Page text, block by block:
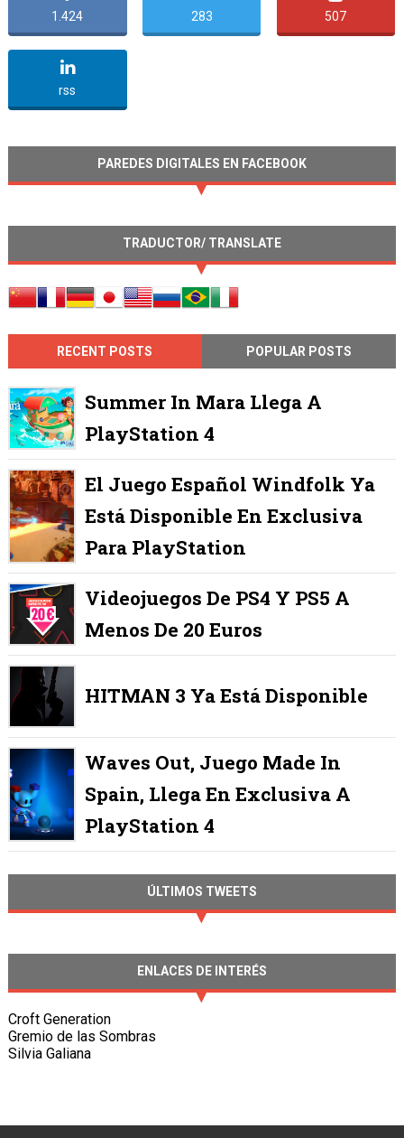
1.424 283 507
rss
PAREDES DIGITALES EN FACEBOOK
TRADUCTOR/ TRANSLATE
RECENT POSTS POPULAR POSTS
Summer In Mara Llega A
PlayStation 4
El Juego Español Windfolk Ya
Está Disponible En Exclusiva
Para PlayStation
Videojuegos De PS4 Y PS5 A
Menos De 20 Euros
HITMAN 3 Ya Está Disponible
Waves Out, Juego Made In
Spain, Llega En Exclusiva A
PlayStation 4
ÚLTIMOS TWEETS
ENLACES DE INTERÉS
Croft Generation
Gremio de las Sombras
Silvia Galiana